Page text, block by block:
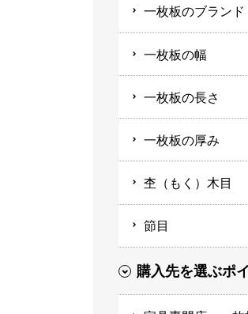
一枚板のブランド
一枚板の幅
一枚板の長さ
一枚板の厚み
杢（もく）木目
節目
購入先を選ぶポ